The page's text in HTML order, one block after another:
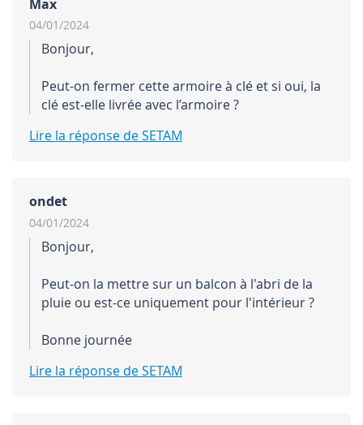
Max
04/01/2024
Bonjour,
Peut-on fermer cette armoire à clé et si oui, la
clé est-elle livrée avec l’armoire ?
Lire la réponse de SETAM
ondet
04/01/2024
Bonjour,
Peut-on la mettre sur un balcon à l'abri de la
pluie ou est-ce uniquement pour l'intérieur ?
Bonne journée
Lire la réponse de SETAM